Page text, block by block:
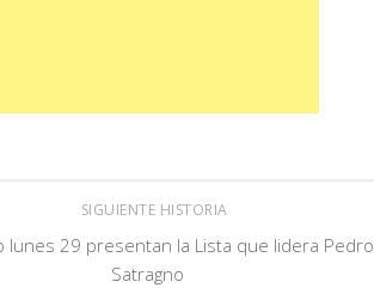
SIGUIENTE HISTORIA
lunes 29 presentan la Lista que lidera Pedro
Satragno